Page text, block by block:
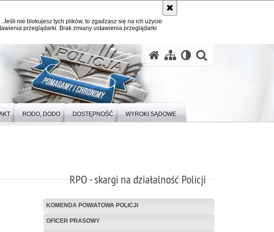
nie blokujesz tych plików, to zgadzasz się na ich użycie
przeglądarki. Brak zmiany ustawienia przeglądarki
RODO, DODO DOSTĘPNOŚĆ WYROKI SĄDOWE
RPO - skargi na działalność Policji
KOMENDA POWIATOWA POLICJI
OFICER PRASOWY